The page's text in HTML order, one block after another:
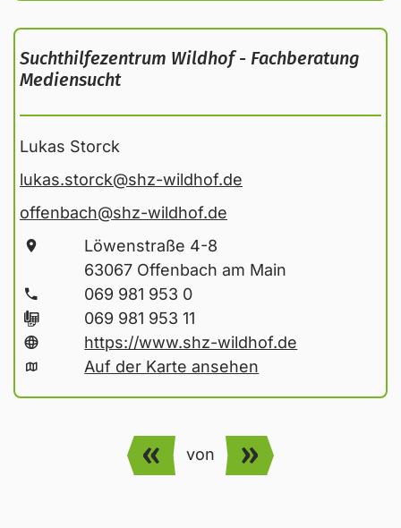
Suchthilfezentrum Wildhof - Fachberatung
Mediensucht
Lukas Storck
lukas.storck@shz-wildhof.de
offenbach@shz-wildhof.de
Löwenstraße 4-8
63067 Offenbach am Main
069 981 953 0
069 981 953 11
https://www.shz-wildhof.de
Auf der Karte ansehen
von